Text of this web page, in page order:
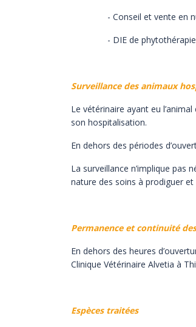
- Conseil et vente en
- DIE de phytothérapie
Surveillance des animaux
Le vétérinaire ayant eu
son hospitalisation.
En dehors des périodes
La surveillance n’implique pas
nature des soins à prodiguer et
Permanence et continuité
En dehors des heures
Clinique Vétérinaire Alvetia à
Espèces traitées